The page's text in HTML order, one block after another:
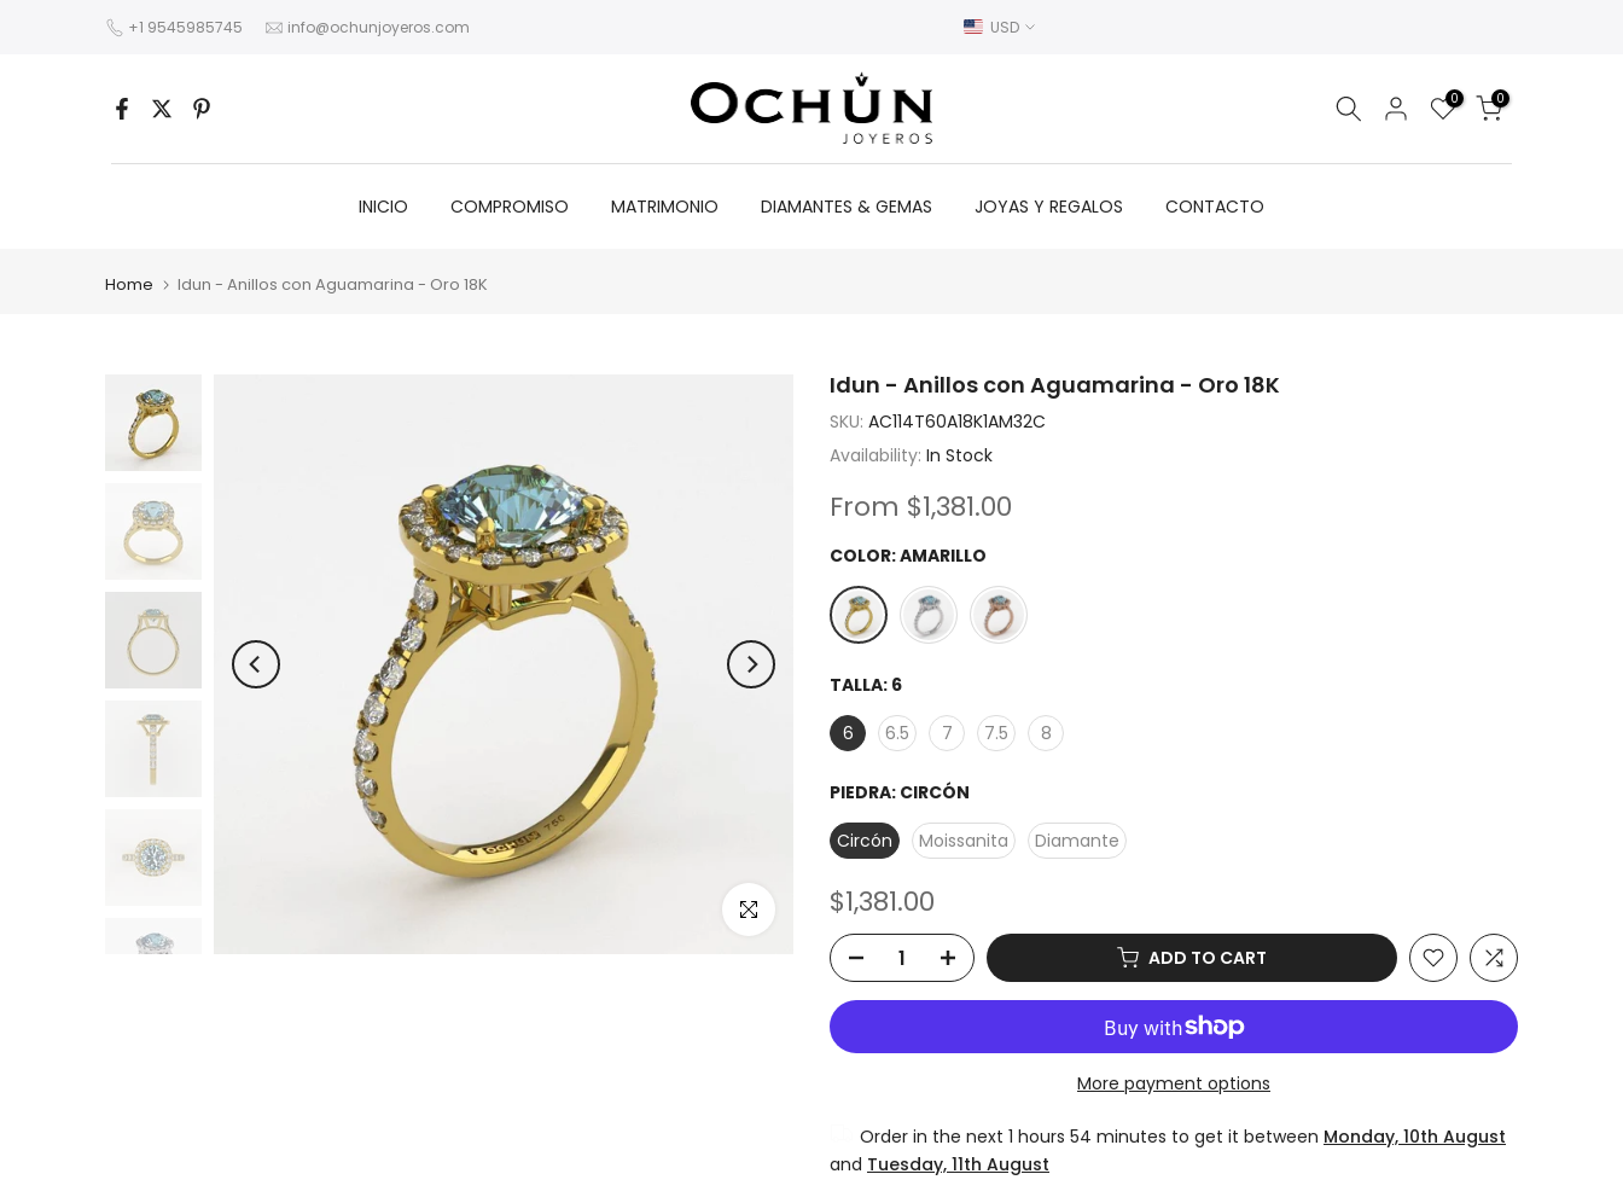
+1 9545985745 info@ochunjoyeros.com USD
0 0
INICIO COMPROMISO MATRIMONIO DIAMANTES & GEMAS JOYAS Y REGALOS CONTACTO
Home Idun - Anillos con Aguamarina - Oro 18K
Click to enlarge
Idun - Anillos con Aguamarina - Oro 18K
SKU: AC114T60A18K1AM32C
Availability: In Stock
From $1,381.00
COLOR:AMARILLO
TALLA: 6
6
6.5 7 7.5 8
PIEDRA: CIRCÓN
Circón
Moissanita Diamante
$1,381.00
ADD TO CART
More payment options
Order in the next 1 hours 54 minutes to get it between Monday, 10th August
and Tuesday, 11th August